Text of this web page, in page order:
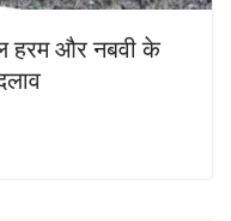
हरम और नबवी के